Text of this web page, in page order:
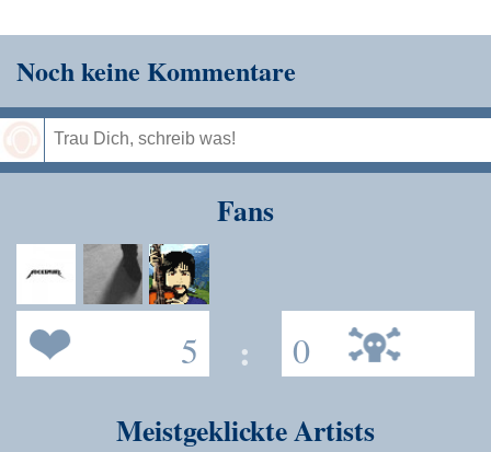
Noch keine Kommentare
Fans
5 : 0
Meistgeklickte Artists